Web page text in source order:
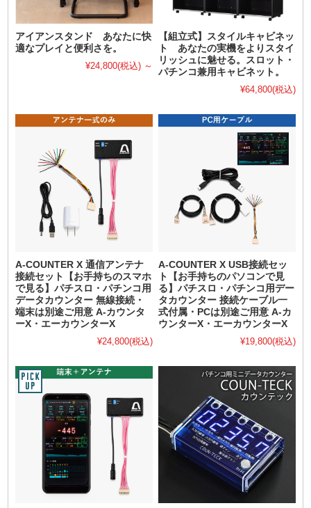
アイアンスタンド あなたに快
適なプレイと便利さを。
¥24,800(税込) ～
【組立式】スタイルキャビネッ
ト あなたの実機をよりスタイ
リッシュに魅せる。スロット・
パチンコ兼用キャビネット。
¥64,800(税込)
A-COUNTER X 通信アンテナ
接続セット【お手持ちのスマホ
で見る】パチスロ・パチンコ用
データカウンター 無線接続・
端末は別途ご用意 A-カウンタ
ーX・エーカウンターX
¥24,800(税込)
A-COUNTER X USB接続セッ
ト【お手持ちのパソコンで見
る】パチスロ・パチンコ用デー
タカウンター 接続ケーブル一
式付属・PCは別途ご用意 A-カ
ウンターX・エーカウンターX
¥19,800(税込)